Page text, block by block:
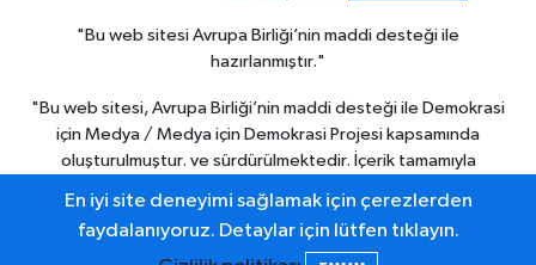
"Bu web sitesi Avrupa Birliği’nin maddi desteği ile
hazırlanmıştır."
"Bu web sitesi, Avrupa Birliği’nin maddi desteği ile Demokrasi
için Medya / Medya için Demokrasi Projesi kapsamında
oluşturulmuştur. ve sürdürülmektedir. İçerik tamamıyla
görüşlerini yansıtmak zorunda değildir."
En iyi site deneyimi sağlamak için çerezlerden
faydalanıyoruz. Detaylar için lütfen tıklayın.